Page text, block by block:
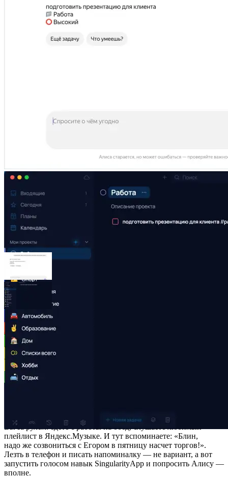
Вы за рулем: едете с работы на обед, слушаете любимый
плейлист в Яндекс.Музыке. И тут вспоминаете: «Блин,
надо же созвониться с Егором в пятницу насчет торгов!».
Лезть в телефон и писать напоминалку — не вариант, а вот
запустить голосом навык SingularityApp и попросить Алису —
вполне.